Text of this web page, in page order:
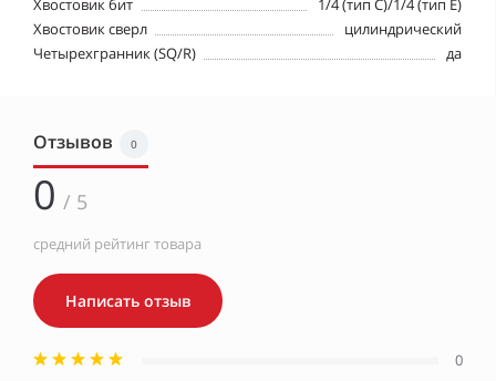
Хвостовик бит
1/4 (тип С)/1/4 (тип Е)
Хвостовик сверл
цилиндрический
Четырехгранник (SQ/R)
да
Отзывов 0
0 / 5
средний рейтинг товара
Написать отзыв
0